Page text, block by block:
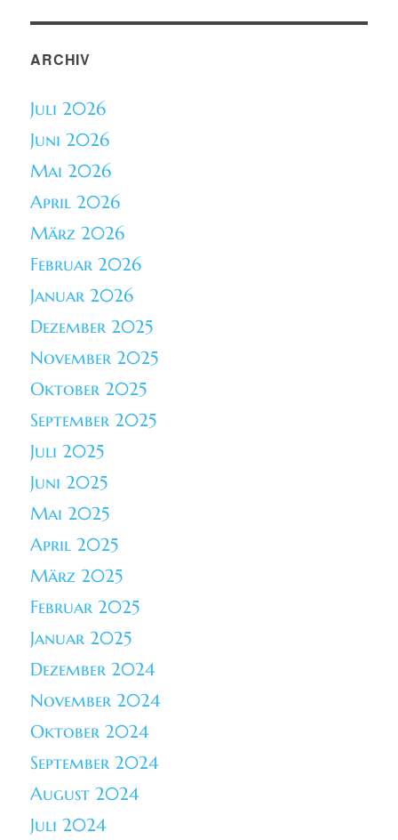
ARCHIV
Juli 2026
Juni 2026
Mai 2026
April 2026
März 2026
Februar 2026
Januar 2026
Dezember 2025
November 2025
Oktober 2025
September 2025
Juli 2025
Juni 2025
Mai 2025
April 2025
März 2025
Februar 2025
Januar 2025
Dezember 2024
November 2024
Oktober 2024
September 2024
August 2024
Juli 2024